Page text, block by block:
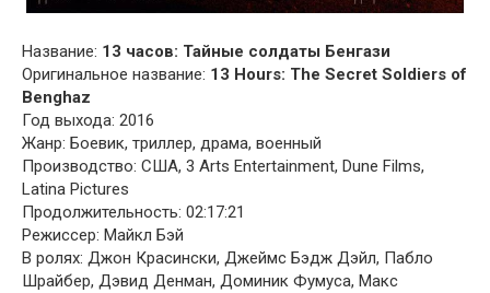
Название: 13 часов: Тайные солдаты Бенгази
Оригинальное название: 13 Hours: The Secret Soldiers of
Benghaz
Год выхода: 2016
Жанр: Боевик, триллер, драма, военный
Производство: США, 3 Arts Entertainment, Dune Films,
Latina Pictures
Продолжительность: 02:17:21
Режиссер: Майкл Бэй
В ролях: Джон Красински, Джеймс Бэдж Дэйл, Пабло
Шрайбер, Дэвид Денман, Доминик Фумуса, Макс